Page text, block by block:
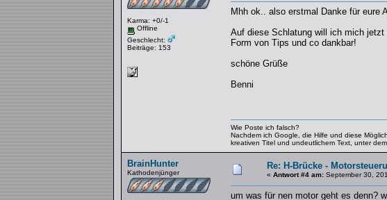
Karma: +0/-1
Offline
Geschlecht:
Beiträge: 153
Mhh ok.. also erstmal Danke für eure
Auf diese Schlatung will ich mich
Form von Tips und co dankbar!
schöne Grüße
Benni
Wie Poste ich falsch?
Nachdem ich Google, die Hilfe und diese
kreativen Titel und undeutlichem Text, unter
BrainHunter
Kathodenjünger
Re: H-Brücke -
« Antwort #4 am: September 30,
um was für nen motor geht es denn?